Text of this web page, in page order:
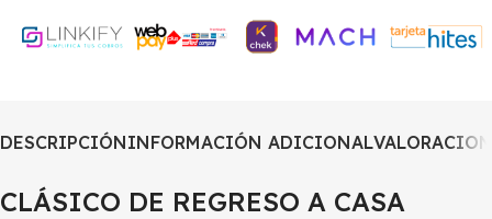
DESCRIPCIÓNINFORMACIÓN ADICIONAL
CLÁSICO DE REGRESO A CASA